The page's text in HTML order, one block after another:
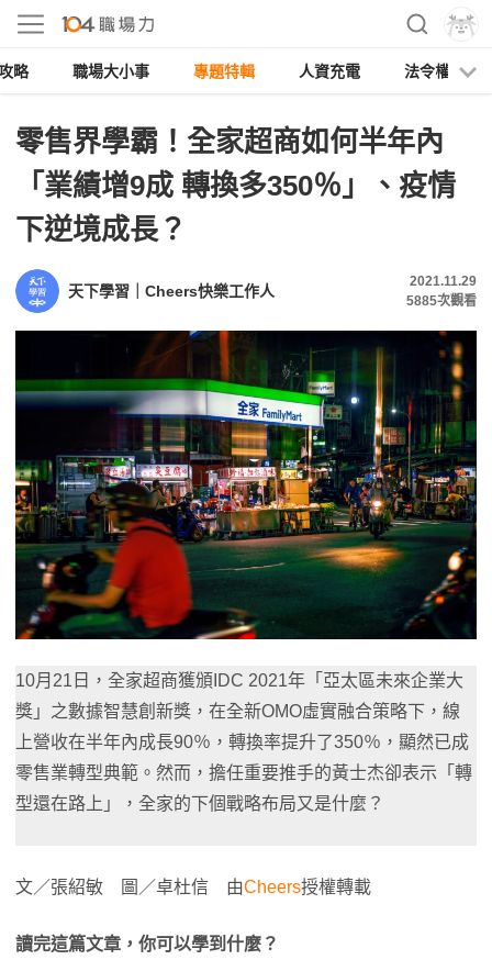
略 職場大小事 專題特輯 人資充電 法令權益
零售界學霸！全家超商如何半年內
「業績增9成 轉換多350％」、疫情
下逆境成長？
天下學習｜Cheers快樂工作人
2021.11.29
5885次觀看
10月21日，全家超商獲頒IDC 2021年「亞太區未來企業大
獎」之數據智慧創新獎，在全新OMO虛實融合策略下，線
上營收在半年內成長90％，轉換率提升了350％，顯然已成
零售業轉型典範。然而，擔任重要推手的黃士杰卻表示「轉
型還在路上」，全家的下個戰略布局又是什麼？
文／張紹敏 圖／卓杜信 由Cheers授權轉載
讀完這篇文章，你可以學到什麼？